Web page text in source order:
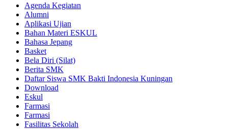
Agenda Kegiatan
Alumni
Aplikasi Ujian
Bahan Materi ESKUL
Bahasa Jepang
Basket
Bela Diri (Silat)
Berita SMK
Daftar Siswa SMK Bakti Indonesia Kuningan
Download
Eskul
Farmasi
Farmasi
Fasilitas Sekolah